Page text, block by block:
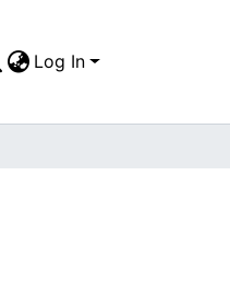
Log In